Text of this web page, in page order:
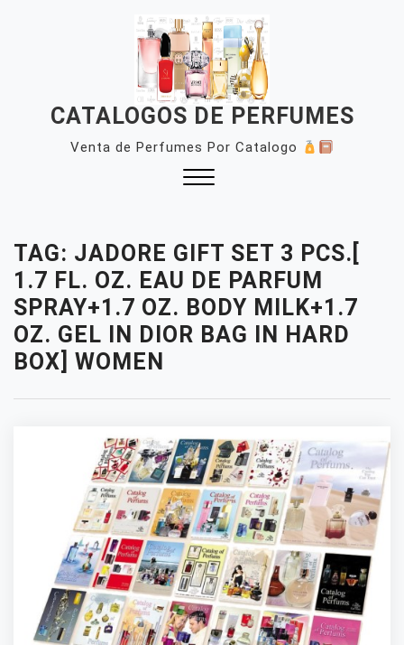
CATALOGOS DE PERFUMES
Venta de Perfumes Por Catalogo
TAG: JADORE GIFT SET 3 PCS.[
1.7 FL. OZ. EAU DE PARFUM
SPRAY+1.7 OZ. BODY MILK+1.7
OZ. GEL IN DIOR BAG IN HARD
BOX] WOMEN